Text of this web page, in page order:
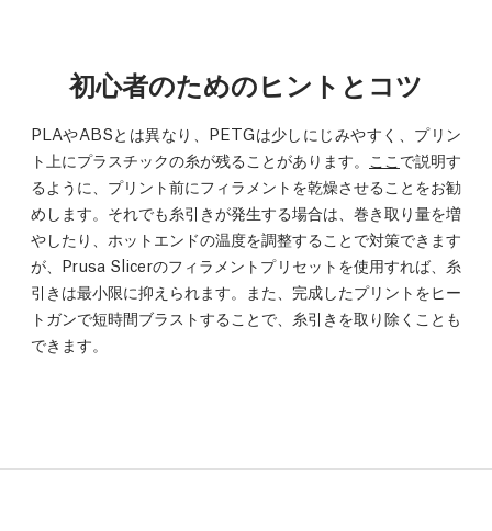
初心者のためのヒントとコツ
PLAやABSとは異なり、PETGは少しにじみやすく、プリン
ト上にプラスチックの糸が残ることがあります。 ここ で説明す
るように、プリント前にフィラメントを乾燥させることをお勧
めします。それでも糸引きが発生する場合は、巻き取り量を増
やしたり、ホットエンドの温度を調整することで対策できます
が、Prusa Slicerのフィラメントプリセットを使用すれば、糸
引きは最小限に抑えられます。また、完成したプリントをヒー
トガンで短時間ブラストすることで、糸引きを取り除くことも
できます。